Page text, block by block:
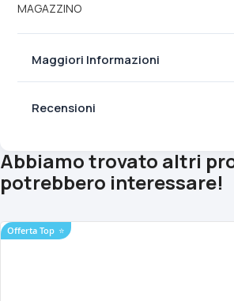
MAGAZZINO
Maggiori Informazioni
Recensioni
Abbiamo trovato altri
potrebbero interessare!
Offerta Top ⭐